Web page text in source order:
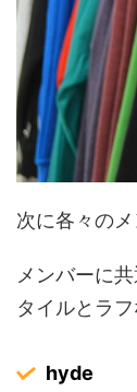
次に各々のメ
メンバーに
タイルとラ
hyde